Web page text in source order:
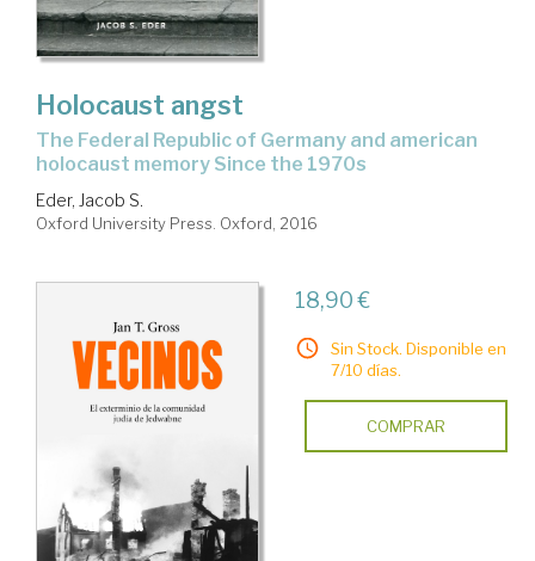
Holocaust angst
the Federal Republic of Germany and american
holocaust memory Since the 1970s
Eder, Jacob S.
Oxford University Press. Oxford, 2016
18,90 €
Sin Stock. Disponible en
7/10 días.
COMPRAR